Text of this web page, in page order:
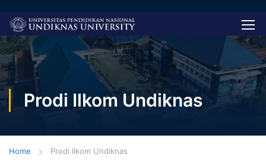
Prodi Ilkom Undiknas
Home Prodi Ilkom Undiknas